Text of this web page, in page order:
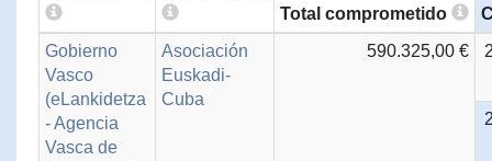
Total comprometido
Gobierno
Vasco
(eLankidetza
- Agencia
Vasca de
Asociación
Euskadi-
Cuba
590.325,00 €